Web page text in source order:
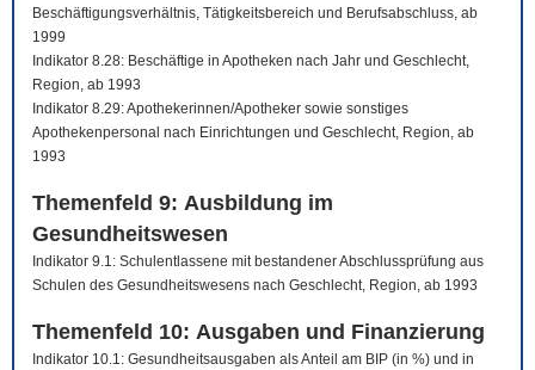
Beschäftigungsverhältnis, Tätigkeitsbereich und Berufsabschluss, ab
1999
Indikator 8.28: Beschäftige in Apotheken nach Jahr und Geschlecht,
Region, ab 1993
Indikator 8.29: Apothekerinnen/Apotheker sowie sonstiges
Apothekenpersonal nach Einrichtungen und Geschlecht, Region, ab
1993
Themenfeld 9: Ausbildung im
Gesundheitswesen
Indikator 9.1: Schulentlassene mit bestandener Abschlussprüfung aus
Schulen des Gesundheitswesens nach Geschlecht, Region, ab 1993
Themenfeld 10: Ausgaben und Finanzierung
Indikator 10.1: Gesundheitsausgaben als Anteil am BIP (in %) und in